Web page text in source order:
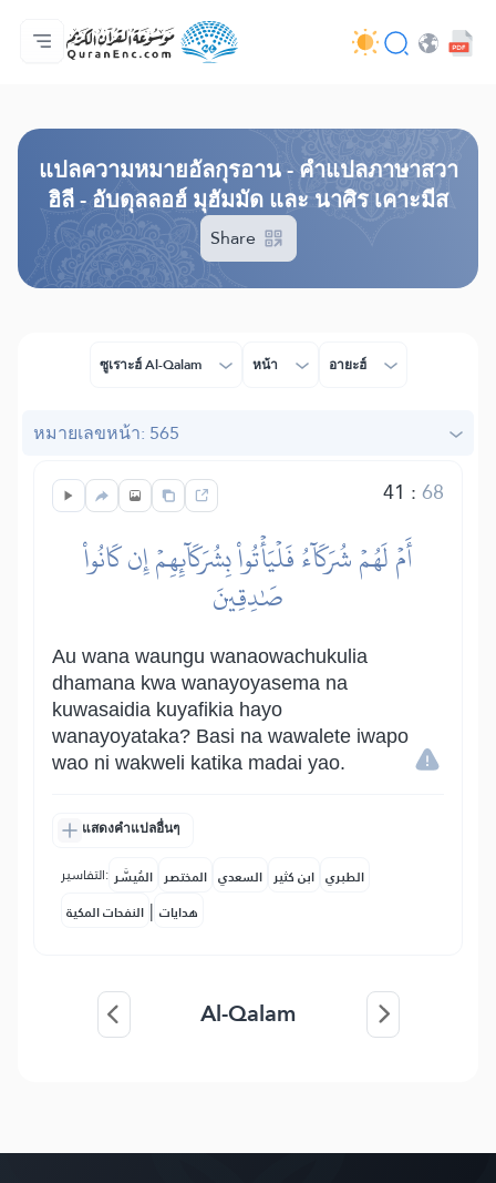
หน้าหลัก
สารบัญ​คำแปล
Audio
บริการสำหรับนักพัฒนา - API
เกี่ยวกับโครงการ
ติดต่อเรา
ภาษา
แปล​ความหมาย​อัลกุรอาน​ - คำแปลภาษาสวา
ฮิลี - อับดุลลอฮ์ มุฮัมมัด และ นาศิร เคาะมีส
Share
ซูเราะฮ์ Al-Qalam หน้า อายะฮ์
หมายเลขหน้า: 565
41 :68
أَمۡ لَهُمۡ شُرَكَآءُ فَلۡيَأۡتُواْ بِشُرَكَآئِهِمۡ إِن كَانُواْ
صَٰدِقِينَ
Au wana waungu wanaowachukulia
dhamana kwa wanayoyasema na
kuwasaidia kuyafikia hayo
wanayoyataka? Basi na wawalete iwapo
wao ni wakweli katika madai yao.
แสดงคำแปลอื่นๆ
التفاسير: المُيسَّر المختصر السعدي ابن كثير الطبري
النفحات المكية | هدايات
Al-Qalam